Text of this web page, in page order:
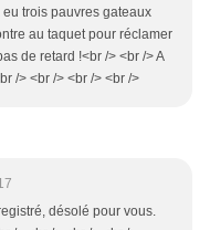
trois pauvres gateaux
au taquet pour réclamer
de retard !<br /> <br /> A
/> <br /> <br /> <br />
désolé pour vous.